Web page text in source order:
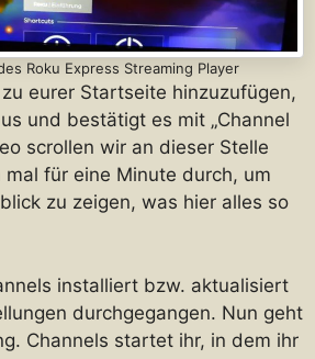
Roku Express Streaming Player
eurer Startseite hinzuzufügen,
und bestätigt es mit „Channel
scrollen wir an dieser Stelle
für eine Minute durch, um
zu zeigen, was hier alles so
installiert bzw. aktualisiert
durchgegangen. Nun geht
Channels startet ihr, in dem ihr